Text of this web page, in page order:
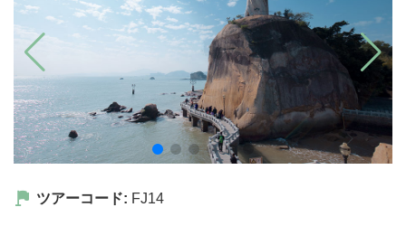
ツアーコード: FJ14